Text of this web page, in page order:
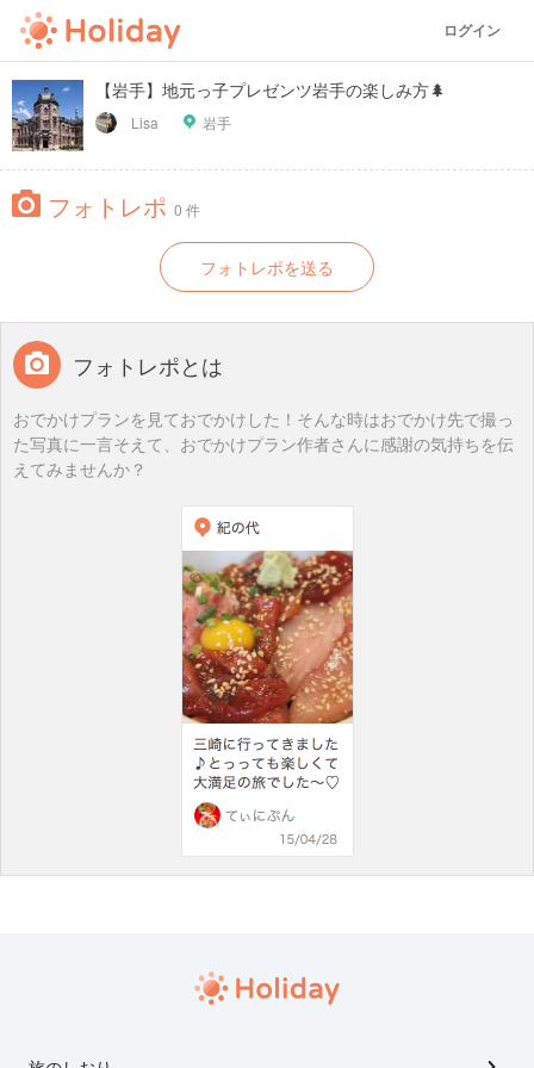
ログイン
【岩手】地元っ子プレゼンツ岩手の楽しみ方🌲
Lisa 岩手
フォトレポ 0 件
フォトレポを送る
フォトレポとは
おでかけプランを見ておでかけした！そんな時はおでかけ先で撮っ
た写真に一言そえて、おでかけプラン作者さんに感謝の気持ちを伝
えてみませんか？